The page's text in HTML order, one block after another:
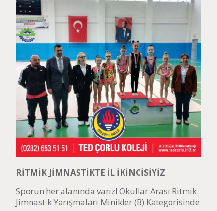
RİTMİK JİMNASTİKTE İL İKİNCİSİYİZ
Sporun her alanında varız! Okullar Arası Ritmik
Jimnastik Yarışmaları Minikler (B) Kategorisinde